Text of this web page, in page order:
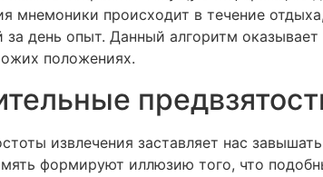
мнемоники происходит в течение
за день опыт. Данный алгоритм
положениях.
извлечения заставляет нас
формируют иллюзию того, что